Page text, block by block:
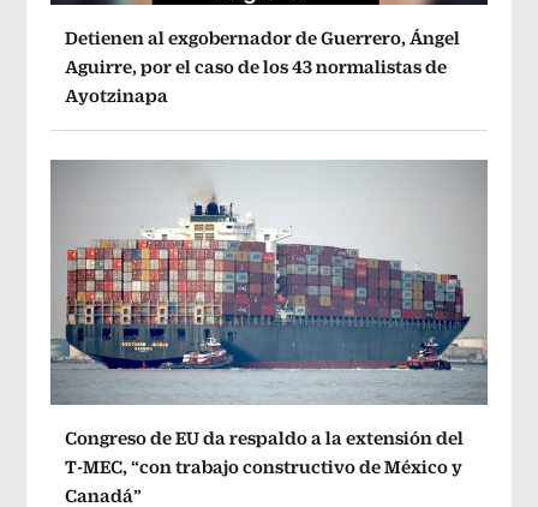
Detienen al exgobernador de Guerrero, Ángel
Aguirre, por el caso de los 43 normalistas de
Ayotzinapa
Congreso de EU da respaldo a la extensión del
T-MEC, “con trabajo constructivo de México y
Canadá”